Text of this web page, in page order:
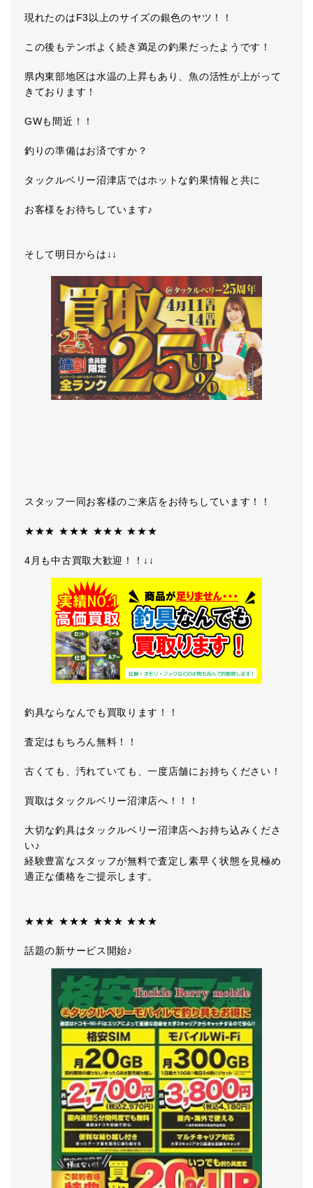
現れたのはF3以上のサイズの銀色のヤツ！！
この後もテンポよく続き満足の釣果だったようです！
県内東部地区は水温の上昇もあり、魚の活性が上がって
きております！
GWも間近！！
釣りの準備はお済ですか？
タックルベリー沼津店ではホットな釣果情報と共に
お客様をお待ちしています♪
そして明日からは↓↓
スタッフ一同お客様のご来店をお待ちしています！！
★★★ ★★★ ★★★ ★★★
4月も中古買取大歓迎！！↓↓
釣具ならなんでも買取ります！！
査定はもちろん無料！！
古くても、汚れていても、一度店舗にお持ちください！
買取はタックルベリー沼津店へ！！！
大切な釣具はタックルベリー沼津店へお持ち込みくださ
い♪
経験豊富なスタッフが無料で査定し素早く状態を見極め
適正な価格をご提示します。
★★★ ★★★ ★★★ ★★★
話題の新サービス開始♪